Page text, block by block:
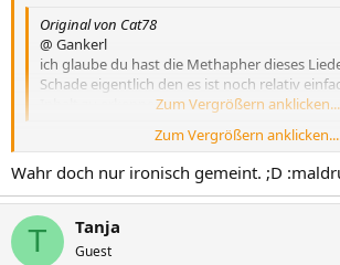
Original von Cat78
@ Gankerl
ich glaube du hast die Methapher dieses
Schade eigentlich den es ist noch relativ
Inhalt zu erkennen.Zum Vergrößern
Sorry!
Zum Vergrößern
Wahr doch nur ironisch gemeint. ;D
T Tanja
Guest